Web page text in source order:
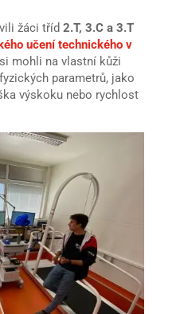
žáci tříd 2.T, 3.C a 3.T
učení technického v
mohli na vlastní kůži
parametrů, jako
výskoku nebo rychlost